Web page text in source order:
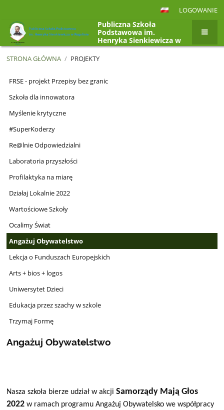
LOGOWANIE
Publiczna Szkoła
Podstawowa im.
Henryka Sienkiewicza w
Rogolinie, Rogolin 4a,
26-807 Radzanów
STRONA GŁÓWNA / PROJEKTY
Projekty
FRSE - projekt Przepisy bez granic
Szkoła dla innowatora
Myślenie krytyczne
#SuperKoderzy
Re@lnie Odpowiedzialni
Laboratoria przyszłości
Profilaktyka na miarę
Działaj Lokalnie 2022
Wartościowe Szkoły
Ocalimy Świat
Angażuj Obywatelstwo
Lekcja o Funduszach Europejskich
Arts + bios + logos
Uniwersytet Dzieci
Edukacja przez szachy w szkole
Trzymaj Formę
Angażuj Obywatelstwo
Nasza szkoła bierze udział w akcji Samorządy Mają Głos
2022 w ramach programu Angażuj Obywatelsko we współpracy